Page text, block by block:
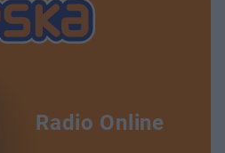
Radio Online